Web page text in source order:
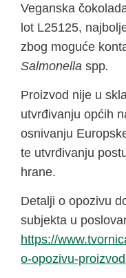
Veganska
lot L25125,
zbog moguće
Salmonella spp.
Proizvod nije u
utvrđivanju općih
osnivanju
te utvrđivanju
hrane.
Detalji o opozivu
subjekta u
https://
o-opozivu-